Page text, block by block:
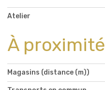
Atelier
À proximité
Magasins (distance (m))